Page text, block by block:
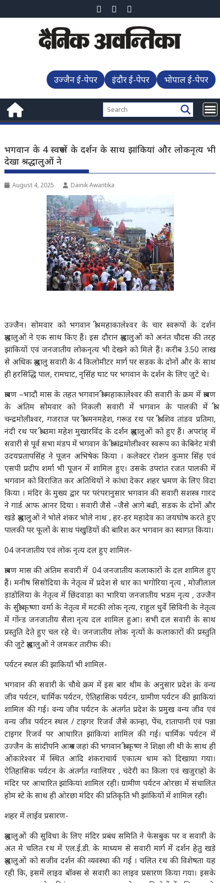
to
उज्जैन ई-पेपर इंदौर ई-पेपर भोपाल ई-पेपर
भगवान के 4 स्वरूपों के दर्शन के साथ झांकियां और लोकनृत्य भी
देखा श्रद्धालुओं ने
August 4, 2025 Dainik Awantika
उज्जैन। सोमवार को भगवान श्री महाकालेश्वर के चार स्वरूपों के दर्शन
श्रद्धालुओं ने एक साथ किए हैं। इस दौरान श्रद्धालुओं को अनंत चौदस की तरह
झांकियों एवं जनजातीय लोकनृत्य भी देखने को मिले हैं। करीब 3.50 लाख
से अधिक श्रद्धालु सवारी के 4 किलोमीटर मार्ग पर सडक के दोनों और के साथ
ही हरसिद्धि पाल, रामघाट, नृसिंह घाट पर भगवान के दर्शन के लिए जुटे थे।
श्रावण –भादौ मास के तहत भगवान श्री महाकालेश्वर की सवारी के क्रम में श्रावण
के अंतिम सोमवार को निकली सवारी में भगवान के पालकी में श्री
चन्द्रमोलीश्वर, गजराज पर श्री मनमहेश, गरूड रथ पर श्री शिव तांडव प्रतिमा,
नंदी रथ पर श्री उमा महेश मुखारविंद के दर्शन श्रद्धालुओं को हुए हैं। अपरांह् में
सवारी से पूर्व सभा मंडप में भगवान के श्री चंद्रमोलीश्वर स्वरूप का केबिनेट मंत्री
उदयप्रतापसिंह ने पूजन अभिषेक किया । कलेक्टर रोशन कुमार सिंह एवं
एसपी प्रदीप शर्मा भी पूजन में शामिल हुए। उसके उपरांत रजत पालकी में
भगवान को विराजित कर अतिथियों ने कांधा देकर शहर भ्रमण के लिए विदा
किया । मंदिर के मुख्य द्वार पर परंपरानुसार भगवान की सवारी सशस्त्र गारद
ने गार्ड आफ आनर दिया । सवारी जैसे –जैसे आगे बढी, सडक के दोनों और
खडे श्रद्धालुओं ने भोले शंकर भोले नाथ , हर-हर महादेव का जयघोष करते हुए
पालकी पर फूलों के साथ पंखुडियों की बारिश कर भगवान का स्वागत किया।
04 जनजातीय एवं लोक नृत्य दल हुए शामिल-
श्रावण मास की अंतिम सवारी में 04 जनजातीय कलाकारों के दल शामिल हुए
हैं। मनीष सिसोदिया के नेतृत्व में प्रदेश से धार का भगोरिया नृत्य , मोजीलाल
ड़ाडोलिया के नेतृत्व में छिंदवाड़ा का भारिया जनजातीय भडम नृत्य , उज्जैन
के सुश्री कृष्णा वर्मा के नेतृत्व में मटकी लोक नृत्य, राहुल धुर्वे सिविनी के नेतृत्व
में गोंन्ड जनजातीय सैला नृत्य दल शामिल हुआ। सभी दल सवारी के साथ
प्रस्तुति देते हुए चल रहे थे। जनजातीय लोक नृत्यों के कलाकारों की प्रस्तुति
की जुटे श्रद्धालुओं ने जमकर तारीफ की।
पर्यटन स्थल की झाकियाँ भी शामिल-
भगवान की सवारी के चौथे क्रम में इस बार थीम के अनुसार प्रदेश के वन्य
जीव पर्यटन, धार्मिक पर्यटन, ऐतिहासिक पर्यटन, ग्रामीण पर्यटन की झाकियां
शामिल की गई। वन्य जीव पर्यटन के अंतर्गत प्रदेश के प्रमुख वन्य जीव एवं
वन्य जीव पर्यटन स्थल / टाइगर रिजर्व जैसे कान्हा, पेंच, रातापानी एवं पन्ना
टाइगर रिजर्व पर आधारित झांकियां शामिल की गई। धार्मिक पर्यटन में
उज्जैन के सांदीपनि आश्रम जहां की भगवान श्री कृष्ण ने शिक्षा ली थी के साथ ही
ओंकारेश्वर में स्थित आदि शंकराचार्य एकात्म धाम को दिखाया गया।
ऐतिहासिक पर्यटन के अंतर्गत ग्वालियर , चंदेरी का किला एवं खजुराहो के
मंदिर पर आधारित झांकियां शामिल रही। ग्रामीण पर्यटन ओरछा में संचालित
होम स्टे के साथ ही ओरछा मंदिर की प्रतिकृति भी झांकियों में शामिल रही।
शहर में लाईव प्रसारण-
श्रद्धालुओं की सुविधा के लिए मंदिर प्रबंध समिति ने फेसबुक पर व सवारी के
अंत मे चलित रथ में एल.ई.डी. के माध्यम से सवारी मार्ग में दर्शन हेतु खड़े
श्रद्धालुओं को सजीव दर्शन की व्यवस्था की गई । चलित रथ की विशेषता यह
रही कि, इसमें लाइव बॉक्स से सवारी का लाइव प्रसारण किया गया। इसके